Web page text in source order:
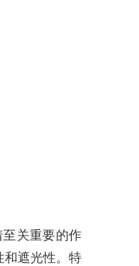
关重要的作
和遮光性。特